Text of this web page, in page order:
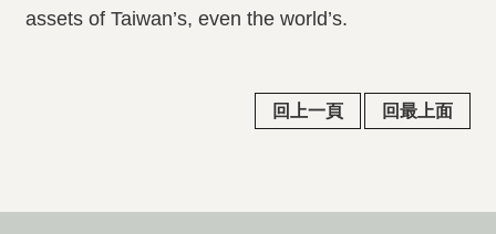
assets of Taiwan’s, even the world’s.
回上一頁 回最上面